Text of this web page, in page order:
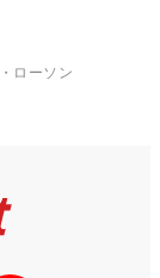
ローソン